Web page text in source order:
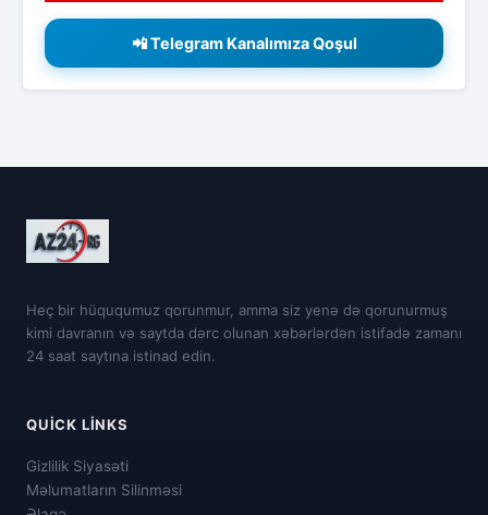
📲 Telegram Kanalımıza Qoşul
Heç bir hüququmuz qorunmur, amma siz yenə də qorunurmuş
kimi davranın və saytda dərc olunan xəbərlərdən istifadə zamanı
24 saat saytına istinad edin.
QUICK LINKS
Gizlilik Siyasəti
Məlumatların Silinməsi